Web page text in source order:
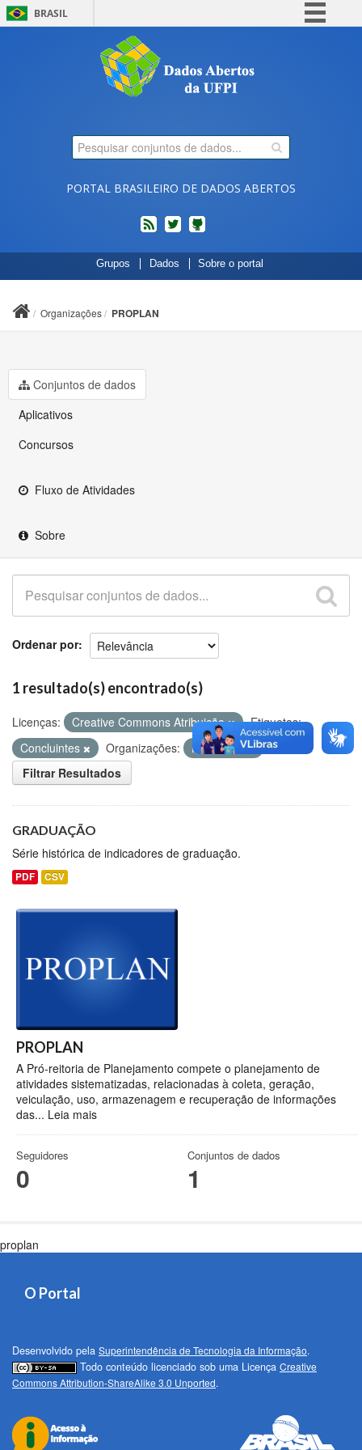
BRASIL
Comunica BR
Participe
Legislação
PORTAL BRASILEIRO DE DADOS ABERTOS
feed twitterCódigos
fonte
de
Grupos Dados Sobre o portal
Organizações PROPLAN
Conjuntos de dados
Aplicativos
Concursos
Fluxo de Atividades
Sobre
Ordenar por
1 resultado(s) encontrado(s)
Licenças: Creative Commons Atribuição
Etiquetas:
Concluintes
Organizações:
PROPLAN
Filtrar Resultados
GRADUAÇÃO
Série histórica de indicadores de graduação.
PDF CSV
PROPLAN
A Pró-reitoria de Planejamento compete o planejamento de
atividades sistematizadas, relacionadas à coleta, geração,
veiculação, uso, armazenagem e recuperação de informações
das... Leia mais
Seguidores
0
Conjuntos de dados
1
proplan
O Portal
Desenvolvido pela Superintendência de Tecnologia da Informação.
Todo conteúdo licenciado sob uma Licença Creative
Commons Attribution-ShareAlike 3.0 Unported.